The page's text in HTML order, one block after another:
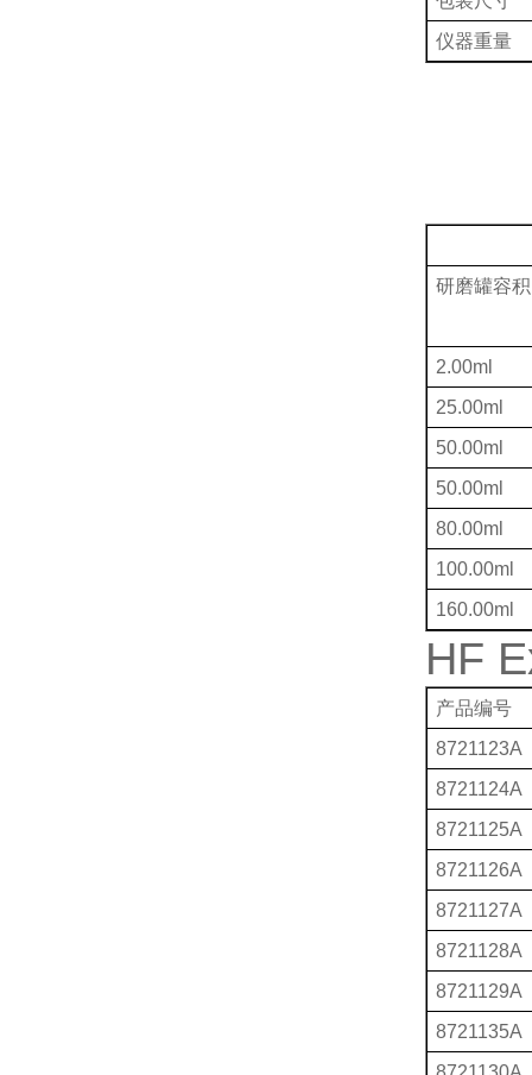
仪器重量
研磨罐容积
2.00ml
25.00ml
50.00ml
50.00ml
80.00ml
100.00ml
160.00ml
HF
产品编号
8721123A
8721124A
8721125A
8721126A
8721127A
8721128A
8721129A
8721135A